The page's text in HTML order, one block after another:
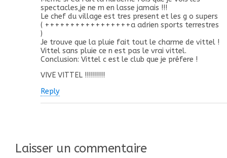
spectacles,je ne m en lasse jamais !!!
Le chef du village est tres present et les g o supers
( +++++++++++++++++a adrien sports terrestres
)
Je trouve que la pluie fait tout le charme de vittel !
Vittel sans pluie ce n est pas le vrai vittel.
Conclusion: Vittel c est le club que je préfere !
VIVE VITTEL !!!!!!!!!!
Reply
Laisser un commentaire